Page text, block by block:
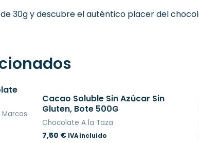
30g y descubre el auténtico placer del
Cacao Soluble Sin Azúcar Sin
Gluten, Bote 500G
Chocolate A la Taza
7,50 € IVA incluido